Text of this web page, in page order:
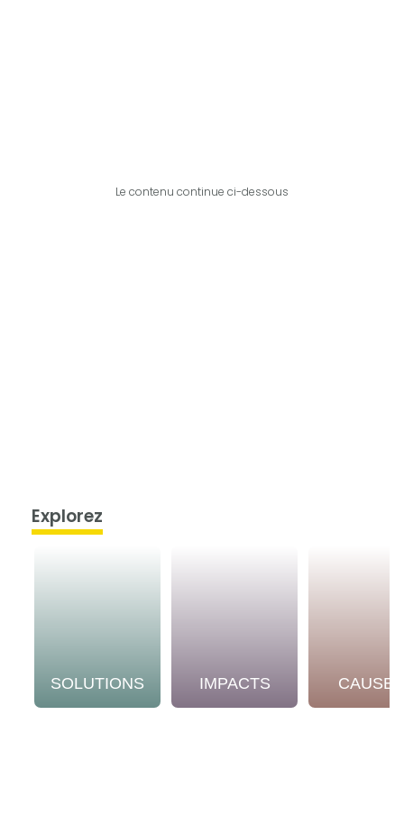
Le contenu continue ci-dessous
Explorez
SOLUTIONS IMPACTS CAUSES